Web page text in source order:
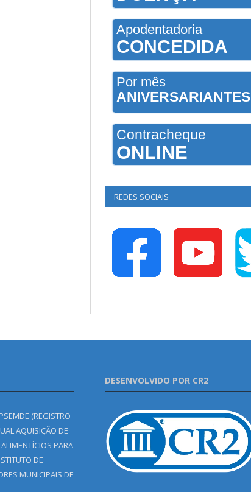
Apodentadoria
CONCEDIDA
Por mês
ANIVERSARIANTES
Contracheque
ONLINE
REDES SOCIAIS
(REGISTRO
AQUISIÇÃO DE
PARA
DE
MUNICIPAIS DE
DESENVOLVIDO POR CR2